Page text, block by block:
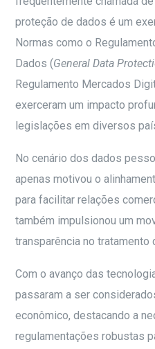
proteção de dados é um
Normas como o
Dados (General Data
Regulamento Mercados
exerceram um impacto
legislações em diversos
No cenário dos dados
apenas motivou o
para facilitar relações
também impulsionou um
transparência no tratamento
Com o avanço das
passaram a ser
econômico, destacando a
regulamentações robustas